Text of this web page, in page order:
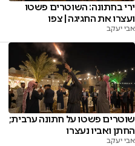
ירי בחתונה: השוטרים פשטו
ועצרו את החגיגה | צפו
אבי יעקב
שוטרים פשטו על חתונה ערבית;
החתן ואביו נעצרו
אבי יעקב